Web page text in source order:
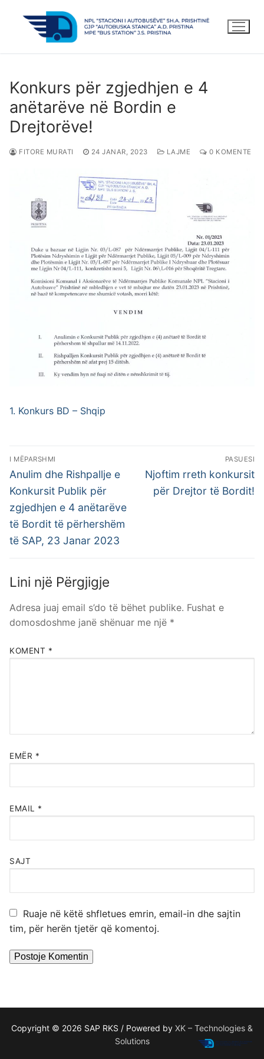
Konkurs për zgjedhjen e 4
anëtarëve në Bordin e
Drejtorëve!
FITORE MURATI 24 JANAR, 2023 LAJME 0 KOMENTE
1. Konkurs BD – Shqip
Lëvizje
te
postimet
I MËPARSHMI
Postimi
i
mëparshëm:
Anulim dhe Rishpallje e
Konkursit Publik për
zgjedhjen e 4 anëtarëve
të Bordit të përhershëm
të SAP, 23 Janar 2023
PASUESI
Postimi
pasues:
Njoftim rreth konkursit
për Drejtor të Bordit!
Lini një Përgjigje
Adresa juaj email s’do të bëhet publike. Fushat e
domosdoshme janë shënuar me një *
KOMENT *
EMËR *
EMAIL *
SAJT
Ruaje në këtë shfletues emrin, email-in dhe sajtin
tim, për herën tjetër që komentoj.
Copyright © 2026 SAP RKS / Powered by XK – Technologies &
Solutions